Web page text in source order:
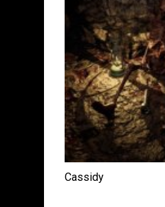
Cassidy